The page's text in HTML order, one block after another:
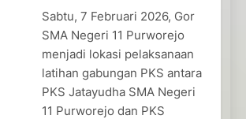
Sabtu, 7 Februari 2026, Gor
SMA Negeri 11 Purworejo
menjadi lokasi pelaksanaan
latihan gabungan PKS antara
PKS Jatayudha SMA Negeri
11 Purworejo dan PKS